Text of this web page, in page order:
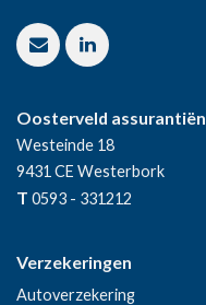
Oosterveld assurantiën
Westeinde 18
9431 CE Westerbork
T 0593 - 331212
Verzekeringen
Autoverzekering